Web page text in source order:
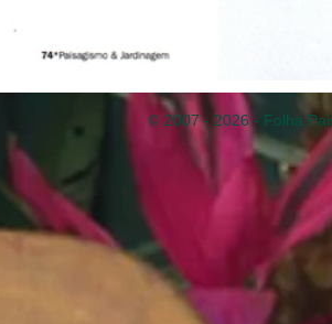
© 2007 - 2026 - Folha